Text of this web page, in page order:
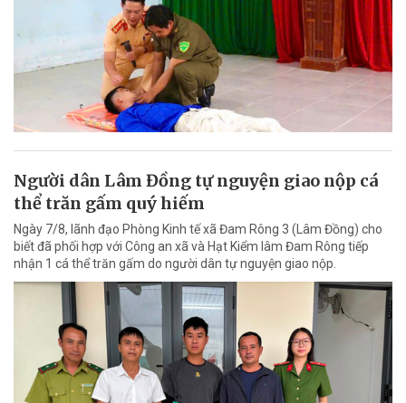
Người dân Lâm Đồng tự nguyện giao nộp cá
thể trăn gấm quý hiếm
Ngày 7/8, lãnh đạo Phòng Kinh tế xã Đam Rông 3 (Lâm Đồng) cho
biết đã phối hợp với Công an xã và Hạt Kiểm lâm Đam Rông tiếp
nhận 1 cá thể trăn gấm do người dân tự nguyện giao nộp.